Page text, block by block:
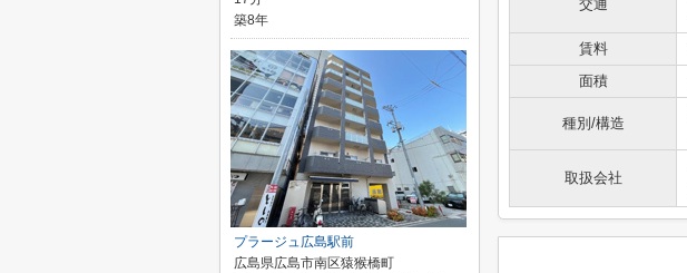
交通
賃料
面積
種別/構造
取扱会社
築8年
プラージュ広島駅前
広島県広島市南区猿猴橋町